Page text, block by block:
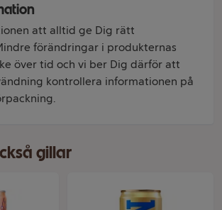
att alltid ge Dig rätt
förändringar i produkternas
över tid och vi ber Dig därför att
kontrollera informationen på
gillar